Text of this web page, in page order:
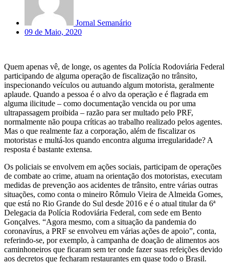
Jornal Semanário
09 de Maio, 2020
Quem apenas vê, de longe, os agentes da Polícia Rodoviária Federal
participando de alguma operação de fiscalização no trânsito,
inspecionando veículos ou autuando algum motorista, geralmente
aplaude. Quando a pessoa é o alvo da operação e é flagrada em
alguma ilicitude – como documentação vencida ou por uma
ultrapassagem proibida – razão para ser multado pelo PRF,
normalmente não poupa críticas ao trabalho realizado pelos agentes.
Mas o que realmente faz a corporação, além de fiscalizar os
motoristas e multá-los quando encontra alguma irregularidade? A
resposta é bastante extensa.
Os policiais se envolvem em ações sociais, participam de operações
de combate ao crime, atuam na orientação dos motoristas, executam
medidas de prevenção aos acidentes de trânsito, entre várias outras
situações, como conta o mineiro Rômulo Vieira de Almeida Gomes,
que está no Rio Grande do Sul desde 2016 e é o atual titular da 6ª
Delegacia da Polícia Rodoviária Federal, com sede em Bento
Gonçalves. “Agora mesmo, com a situação da pandemia do
coronavírus, a PRF se envolveu em várias ações de apoio”, conta,
referindo-se, por exemplo, à campanha de doação de alimentos aos
caminhoneiros que ficaram sem ter onde fazer suas refeições devido
aos decretos que fecharam restaurantes em quase todo o Brasil.